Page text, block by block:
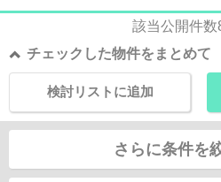
該当公開件数
チェックした物件をまとめて
検討リストに追加
さらに条件を